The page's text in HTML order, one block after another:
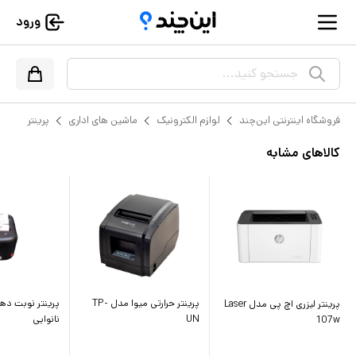
ورود
جستجو کنید...
فروشگاه اینترنتی این‌چند لوازم الکترونیک ماشین های اداری پرینتر
کالاهای مشابه
پرینتر لیزری اچ پی مدل Laser
107w
پرینتر حرارتی میوا مدل TP-
UN
پرینتر نوبت
نانوایی